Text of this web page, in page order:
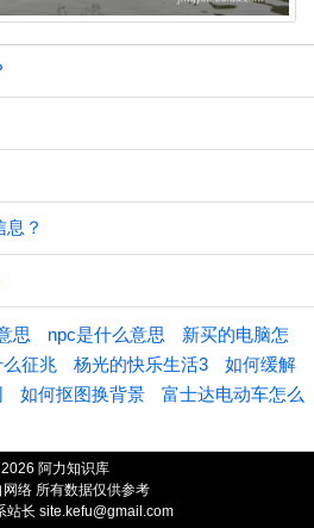
？
思 npc是什么意思
新买的电脑怎
征兆 杨光的快乐生活3
如何缓解
如何抠图换背景
富士达电动车怎么
阿力知识库
络 所有数据仅供参考
站长 site.kefu@gmail.com